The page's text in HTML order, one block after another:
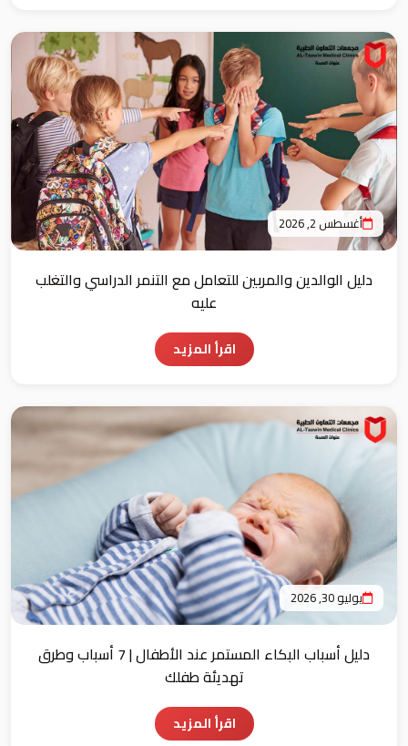
أغسطس 2, 2026
دليل الوالدين والمربين للتعامل مع التنمر الدراسي والتغلب
عليه
اقرأ المزيد
يوليو 30, 2026
دليل أسباب البكاء المستمر عند الأطفال | 7 أسباب وطرق
تهديئة طفلك
اقرأ المزيد